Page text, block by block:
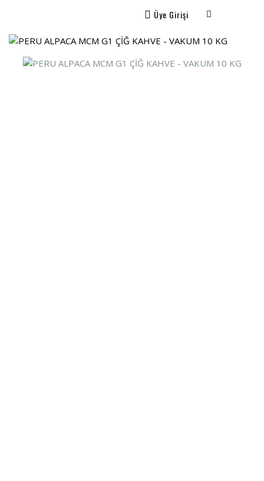
Üye Girişi